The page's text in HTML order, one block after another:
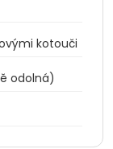
kotouči
odolná)